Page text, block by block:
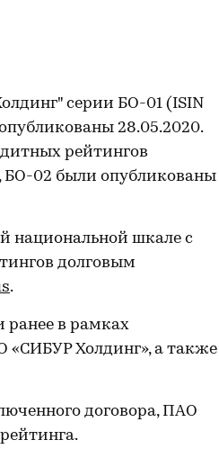
серии БО-01 (ISIN
28.05.2020.
рейтингов
БО-02 были опубликованы
национальной шкале с
долговым
.
в рамках
«СИБУР Холдинг», а также
договора, ПАО